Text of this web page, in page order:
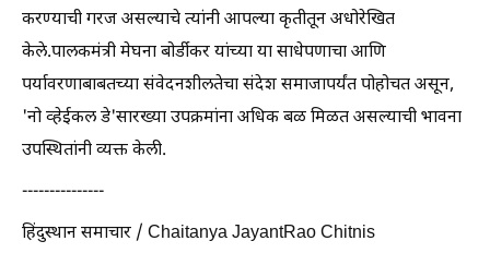
करण्याची गरज असल्याचे त्यांनी आपल्या कृतीतून अधोरेखित
केले.पालकमंत्री मेघना बोर्डीकर यांच्या या साधेपणाचा आणि
पर्यावरणाबाबतच्या संवेदनशीलतेचा संदेश समाजापर्यंत पोहोचत असून,
'नो व्हेईकल डे'सारख्या उपक्रमांना अधिक बळ मिळत असल्याची भावना
उपस्थितांनी व्यक्त केली.
---------------
हिंदुस्थान समाचार / Chaitanya JayantRao Chitnis